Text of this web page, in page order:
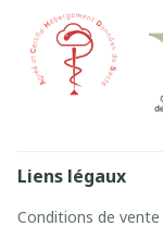
Liens légaux
Conditions de vente